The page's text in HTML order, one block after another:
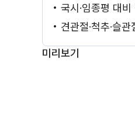
• 국시·임종평 대
• 견관절·척추·슬
미리보기